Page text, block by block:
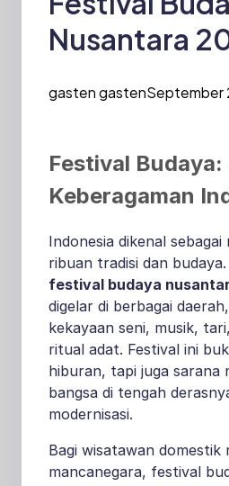
Nusantara
Menarik
gasten gastenSeptember
Festival Budaya:
Keberagaman
Indonesia dikenal sebagai
ribuan tradisi dan
festival budaya
digelar di berbagai
kekayaan seni, musik,
ritual adat. Festival ini
hiburan, tapi juga sarana
bangsa di tengah
modernisasi.
Bagi wisatawan domestik
mancanegara, festival